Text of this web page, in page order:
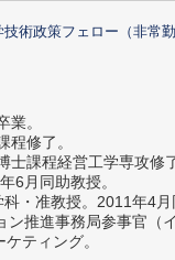
術政策フェロー（非常勤
。
修了。
課程経営工学専攻修
6月同助教授。
・准教授。2011年4月
推進事務局参事官（
ティング。